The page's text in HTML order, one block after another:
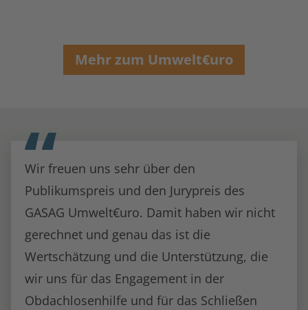
Mehr zum Umwelt€uro
Wir freuen uns sehr über den
Publikumspreis und den Jurypreis des
GASAG Umwelt€uro. Damit haben wir nicht
gerechnet und genau das ist die
Wertschätzung und die Unterstützung, die
wir uns für das Engagement in der
Obdachlosenhilfe und für das Schließen